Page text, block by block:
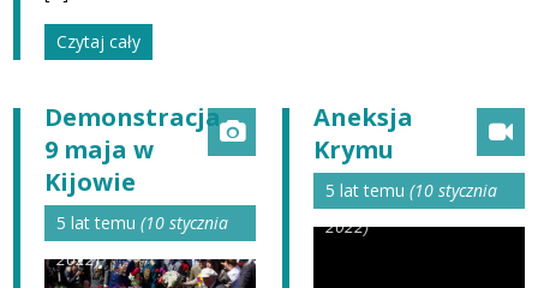
Czytaj cały
Demonstracja
9 maja w
Kijowie
5 lat temu(10 stycznia
2022)
Aneksja
Krymu
5 lat temu (10 stycznia
2022)